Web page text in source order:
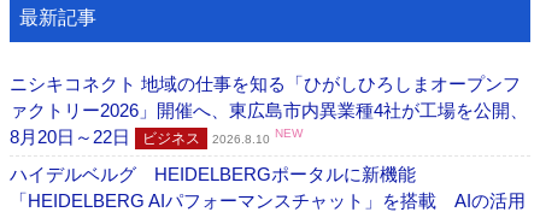
最新記事
ニシキコネクト 地域の仕事を知る「ひがしひろしまオープンフ
ァクトリー2026」開催へ、東広島市内異業種4社が工場を公開、
8月20日～22日
ビジネス 2026.8.10 NEW
ハイデルベルグ HEIDELBERGポータルに新機能
「HEIDELBERG AIパフォーマンスチャット」を搭載 AIの活用